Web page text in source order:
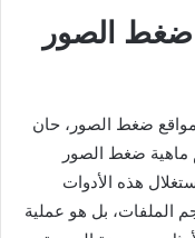
ضغط الصور
ضغط الصور، حان
ضغط الصور
هذه الأدوات
الملفات، بل هو عملية